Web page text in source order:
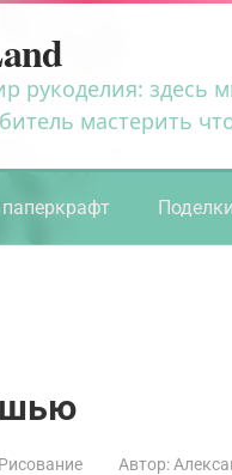
рукоделия: здесь
мастерить
Рисование Автор: